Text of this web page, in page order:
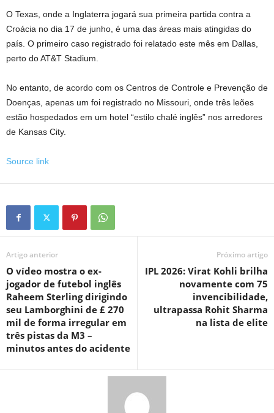
O Texas, onde a Inglaterra jogará sua primeira partida contra a
Croácia no dia 17 de junho, é uma das áreas mais atingidas do
país. O primeiro caso registrado foi relatado este mês em Dallas,
perto do AT&T Stadium.
No entanto, de acordo com os Centros de Controle e Prevenção de
Doenças, apenas um foi registrado no Missouri, onde três leões
estão hospedados em um hotel “estilo chalé inglês” nos arredores
de Kansas City.
Source link
Artigo anterior
O vídeo mostra o ex-
jogador de futebol inglês
Raheem Sterling dirigindo
seu Lamborghini de £ 270
mil de forma irregular em
três pistas da M3 –
minutos antes do acidente
Próximo artigo
IPL 2026: Virat Kohli brilha
novamente com 75
invencibilidade,
ultrapassa Rohit Sharma
na lista de elite